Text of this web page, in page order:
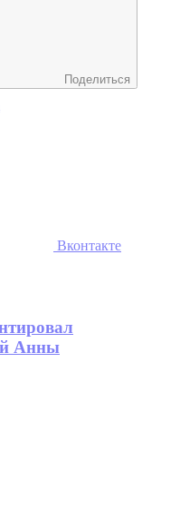
Поделиться
Вконтакте
Анны